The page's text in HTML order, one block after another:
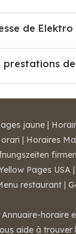
de Elektro
prestations
jaune |
| Horaires
firmen
Pages USA |
restaurant |
horaire
aide à trouver